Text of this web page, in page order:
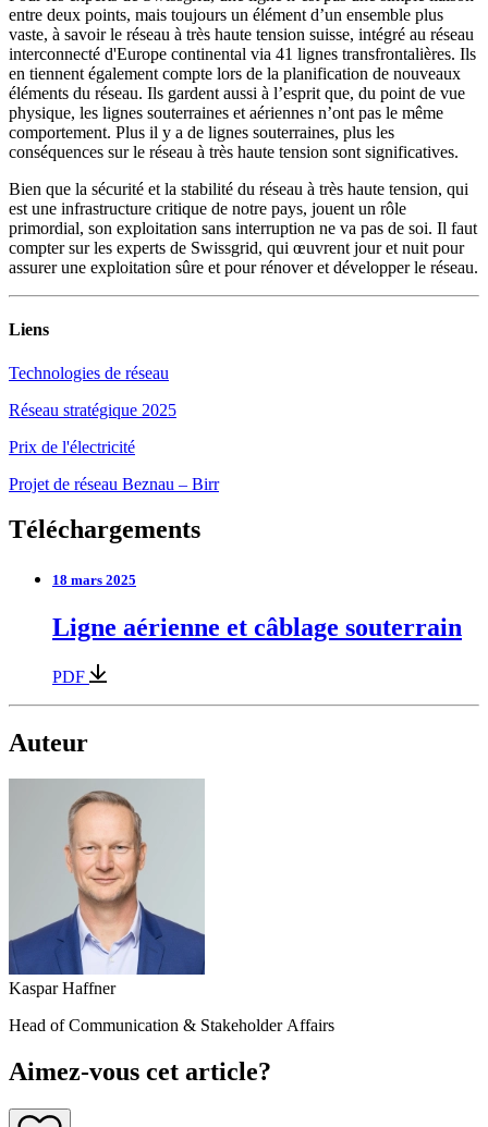
entre deux points, mais toujours un élément d’un ensemble plus
vaste, à savoir le réseau à très haute tension suisse, intégré au réseau
interconnecté d'Europe continental via 41 lignes transfrontalières. Ils
en tiennent également compte lors de la planification de nouveaux
éléments du réseau. Ils gardent aussi à l’esprit que, du point de vue
physique, les lignes souterraines et aériennes n’ont pas le même
comportement. Plus il y a de lignes souterraines, plus les
conséquences sur le réseau à très haute tension sont significatives.
Bien que la sécurité et la stabilité du réseau à très haute tension, qui
est une infrastructure critique de notre pays, jouent un rôle
primordial, son exploitation sans interruption ne va pas de soi. Il faut
compter sur les experts de Swissgrid, qui œuvrent jour et nuit pour
assurer une exploitation sûre et pour rénover et développer le réseau.
Liens
Technologies de réseau
Réseau stratégique 2025
Prix de l'électricité
Projet de réseau Beznau – Birr
Téléchargements
18 mars 2025
Ligne aérienne et câblage souterrain
PDF
Auteur
Kaspar Haffner
Head of Communication & Stakeholder Affairs
Aimez-vous cet article?